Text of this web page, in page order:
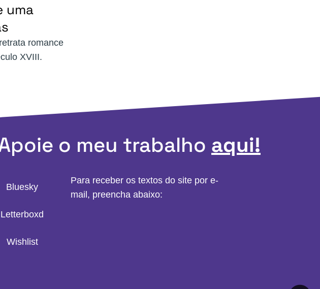
uma
romance
XVIII.
o meu trabalho aqui!
Bluesky
Letterboxd
Wishlist
Para receber os textos do site por e-
mail, preencha abaixo: